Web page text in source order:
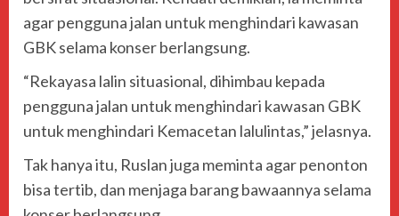
agar pengguna jalan untuk menghindari kawasan
GBK selama konser berlangsung.
“Rekayasa lalin situasional, dihimbau kepada
pengguna jalan untuk menghindari kawasan GBK
untuk menghindari Kemacetan lalulintas,” jelasnya.
Tak hanya itu, Ruslan juga meminta agar penonton
bisa tertib, dan menjaga barang bawaannya selama